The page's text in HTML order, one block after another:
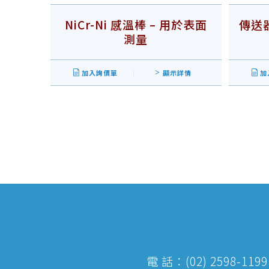
NiCr-Ni 感溫棒 – 用於表面
測量
加入詢價單 顯示詳情
傳送
加
電 話：(02) 2598-